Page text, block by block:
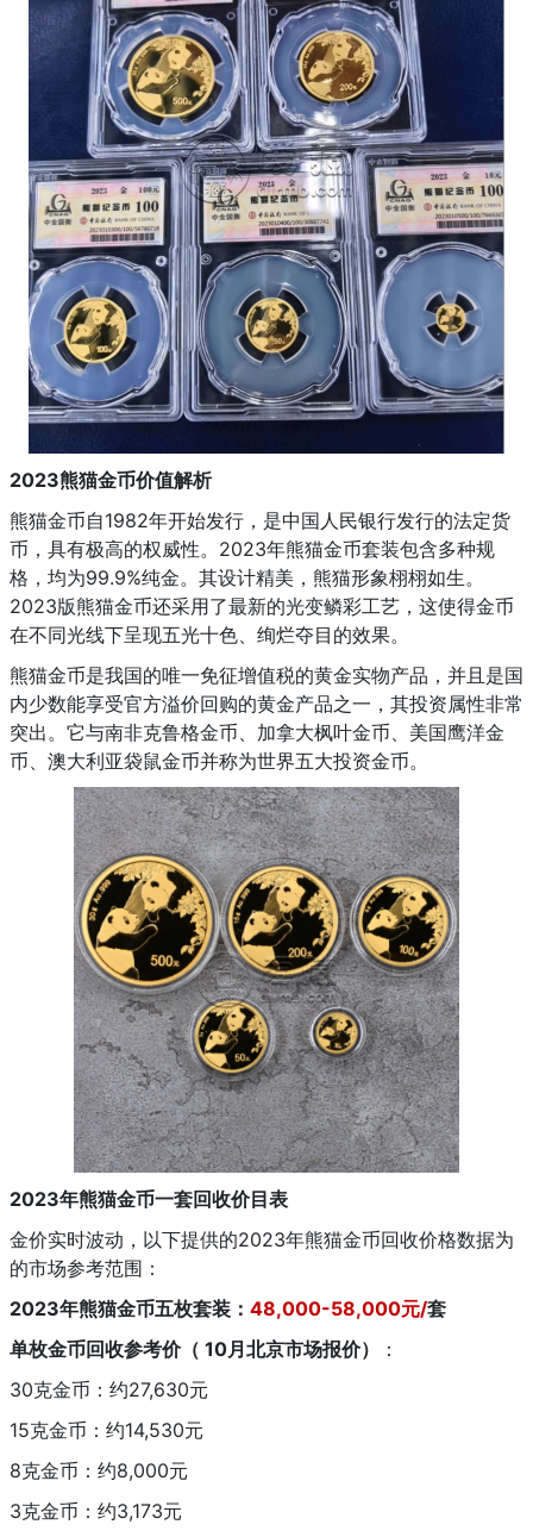
2023熊猫金币价值解析
熊猫金币自1982年开始发行，是中国人民银行发行的法定货
币，具有极高的权威性。2023年熊猫金币套装包含多种规
格，均为99.9%纯金。其设计精美，熊猫形象栩栩如生。
2023版熊猫金币还采用了最新的光变鳞彩工艺，这使得金币
在不同光线下呈现五光十色、绚烂夺目的效果。
熊猫金币是我国的唯一免征增值税的黄金实物产品，并且是国
内少数能享受官方溢价回购的黄金产品之一，其投资属性非常
突出。它与南非克鲁格金币、加拿大枫叶金币、美国鹰洋金
币、澳大利亚袋鼠金币并称为世界五大投资金币。
2023年熊猫金币一套回收价目表
金价实时波动，以下提供的2023年熊猫金币回收价格数据为
的市场参考范围：
2023年熊猫金币五枚套装： 48,000-58,000元/套
单枚金币回收参考价（ 10月北京市场报价）
：
30克金币：约27,630元
15克金币：约14,530元
8克金币：约8,000元
3克金币：约3,173元